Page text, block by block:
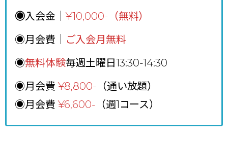
◉入会金｜ ¥10,000-（無料）
◉月会費｜
ご入会月無料
◉無料体験毎週土曜日13:30-14:30
◉月会費 ¥8,800- （通い放題）
◉月会費 ¥6,600- （週1コース）